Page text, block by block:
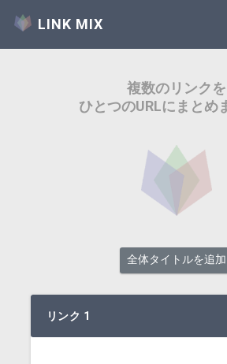
LINK MIX
複数のリンクを
ひとつのURLにまとめ
全体タイトルを追加
リンク 1